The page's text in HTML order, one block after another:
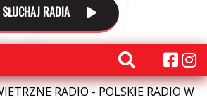
SŁUCHAJ RADIA
RADIO - POLSKIE RADIO W